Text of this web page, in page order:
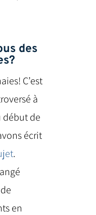
des
C’est
à
début de
écrit
.
en